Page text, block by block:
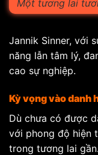
Một tương lai
Jannik Sinner, với
năng lẫn tâm lý,
cao sự nghiệp.
Kỳ vọng vào danh
Dù chưa có được
với phong độ hiện
trong tương lai